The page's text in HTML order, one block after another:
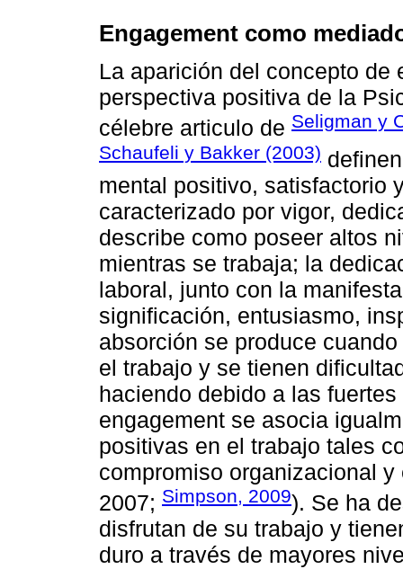
Engagement como
La aparición del concepto de
perspectiva positiva de la
célebre articulo de Seligman y
Schaufeli y Bakker (2003)
mental positivo, satisfactorio
caracterizado por vigor,
describe como poseer altos
mientras se trabaja; la
laboral, junto con la
significación, entusiasmo,
absorción se produce
el trabajo y se tienen
haciendo debido a las
engagement se asocia
positivas en el trabajo tales
compromiso organizacional
2007; Simpson, 2009). Se ha
disfrutan de su trabajo y
duro a través de mayores